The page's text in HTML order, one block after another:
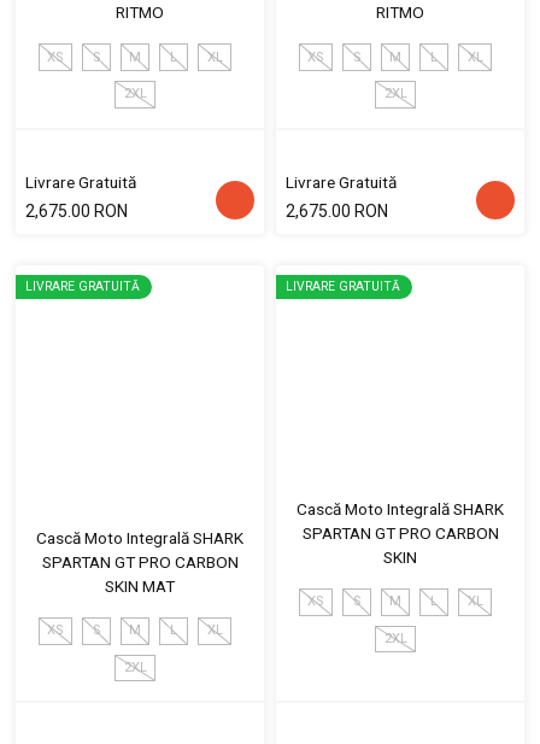
RITMO
XS S M L XL
2XL
Livrare Gratuită
2,675.00 RON
RITMO
XS S M L XL
2XL
Livrare Gratuită
2,675.00 RON
LIVRARE GRATUITĂ
Cască Moto Integrală SHARK
SPARTAN GT PRO CARBON
SKIN MAT
XS S M L XL
2XL
LIVRARE GRATUITĂ
Cască Moto Integrală SHARK
SPARTAN GT PRO CARBON
SKIN
XS S M L XL
2XL